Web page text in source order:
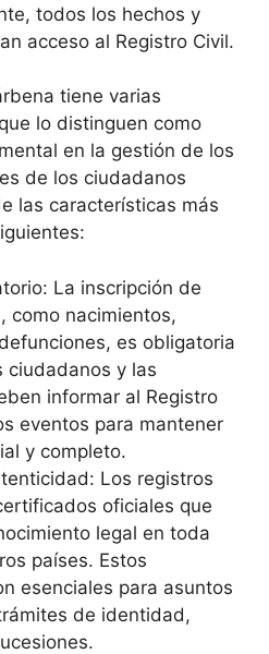
todos los hechos y
acceso al Registro Civil.
tiene varias
lo distinguen como
en la gestión de los
de los ciudadanos
las características más
La inscripción de
como nacimientos,
es obligatoria
ciudadanos y las
informar al Registro
eventos para mantener
y completo.
Los registros
oficiales que
legal en toda
países. Estos
esenciales para asuntos
de identidad,